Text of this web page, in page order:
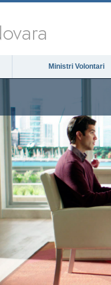
Ministri Volontari